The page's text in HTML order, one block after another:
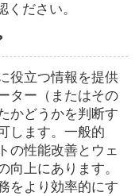
ください。
役立つ情報を提供
ター（またはその
かどうかを判断す
します。一般的
の性能改善とウェ
向上にあります。
をより効率的にす